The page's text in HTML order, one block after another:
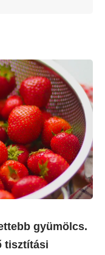
gyümölcs.
tisztítási